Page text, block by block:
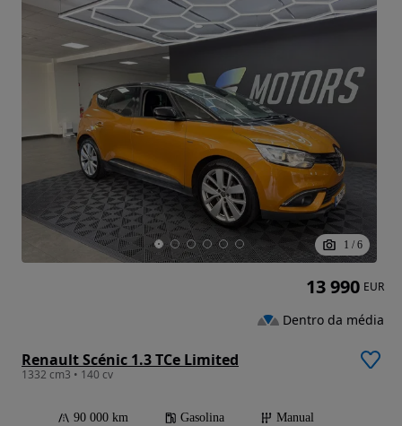
1 / 6
Renault Scénic 1.3 TCe Limited
1332 cm3 • 140 cv
90 000 km Gasolina
Manual
13 990 EUR
Dentro da média